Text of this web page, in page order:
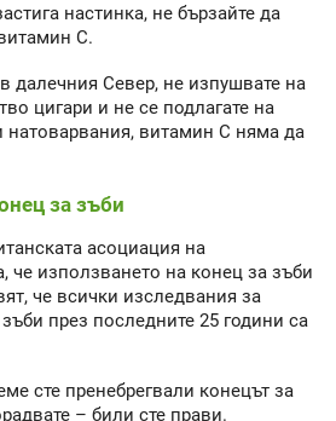
настинка, не бързайте да
С.
далечния Север, не изпушвате на
цигари и не се подлагате на
натоварвания, витамин С няма да
за зъби
асоциация на
че използването на конец за зъби
че всички изследвания за
през последните 25 години са
сте пренебрегвали конецът за
– били сте прави.